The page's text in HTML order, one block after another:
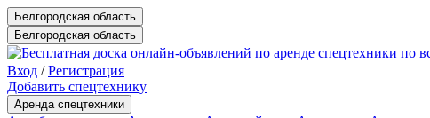
Белгородская область
Белгородская область
Вход /Регистрация
Добавить спецтехнику
Аренда спецтехники